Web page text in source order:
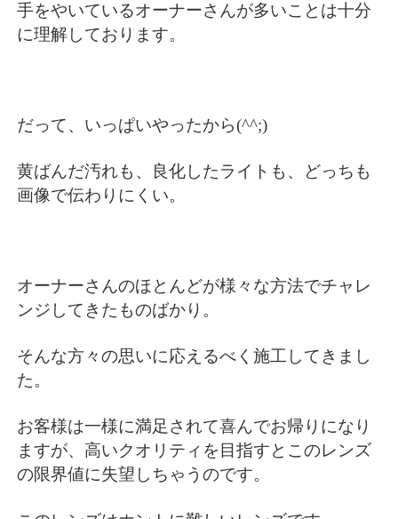
手をやいているオーナーさんが多いことは十分
に理解しております。
だって、いっぱいやったから(^^;)
黄ばんだ汚れも、良化したライトも、どっちも
画像で伝わりにくい。
オーナーさんのほとんどが様々な方法でチャレ
ンジしてきたものばかり。
そんな方々の思いに応えるべく施工してきまし
た。
お客様は一様に満足されて喜んでお帰りになり
ますが、高いクオリティを目指すとこのレンズ
の限界値に失望しちゃうのです。